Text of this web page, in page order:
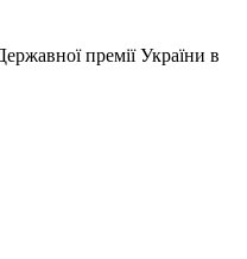
премії України в